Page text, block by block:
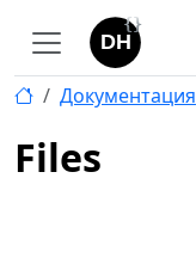
Документация
Files